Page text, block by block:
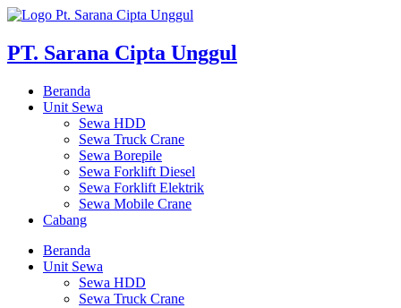
Skip
content
PT. Sarana Cipta Unggul
Beranda
Unit Sewa
Sewa HDD
Sewa Truck Crane
Sewa Borepile
Sewa Forklift Diesel
Sewa Forklift Elektrik
Sewa Mobile Crane
Cabang
Beranda
Unit Sewa
Sewa HDD
Sewa Truck Crane